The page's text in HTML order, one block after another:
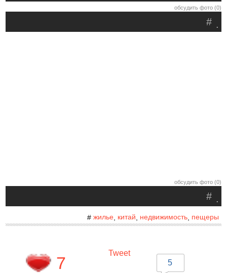
обсудить фото (0)
.
#
обсудить фото (0)
.
#
# жилье, китай недвижимость, пещеры
7
Tweet
5